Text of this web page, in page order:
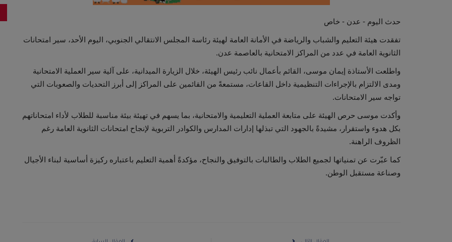
حدث اليوم - عدن - خاص
تفقدت هيئة التعليم والشباب والرياضة في الأمانة العامة لهيئة رئاسة المجلس الانتقالي الجنوبي، اليوم الأحد، سير امتحانات
الثانوية العامة في عدد من المراكز الامتحانية بالعاصمة عدن.
واطلعت الأستاذة إيمان موسى، القائم بأعمال نائب رئيس الهيئة، خلال الزيارة الميدانية، على آلية سير العملية الامتحانية
ومدى الالتزام بالإجراءات التنظيمية داخل القاعات، مستمعةً من القائمين على المراكز إلى أبرز التحديات والصعوبات التي
تواجه سير الامتحانات.
وأكدت موسى حرص الهيئة على متابعة العملية التعليمية والامتحانية، بما يسهم في تهيئة بيئة مناسبة للطلاب لأداء امتحاناتهم
بكل هدوء واستقرار، مشيدةً بالجهود التي تبذلها إدارات المدارس والكوادر التربوية لإنجاح امتحانات الثانوية العامة رغم
الظروف الراهنة.
كما عبّرت عن تمنياتها لجميع الطلاب والطالبات بالتوفيق والنجاح، مؤكدةً أهمية التعليم باعتباره ركيزة أساسية لبناء الأجيال
وصناعة مستقبل الوطن.